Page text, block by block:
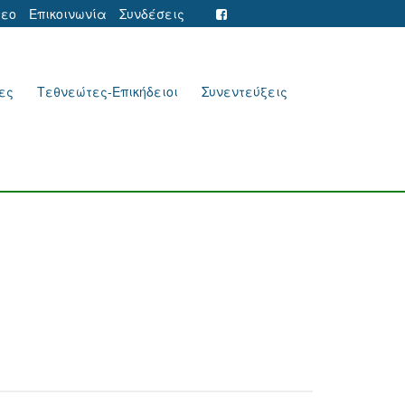
Επικοινωνία Συνδέσεις
Τεθνεώτες-Επικήδειοι Συνεντεύξεις